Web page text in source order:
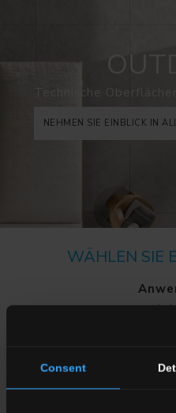
Consent
Technische
NEHMEN SIE EINBLICK IN
WÄHLEN SIE